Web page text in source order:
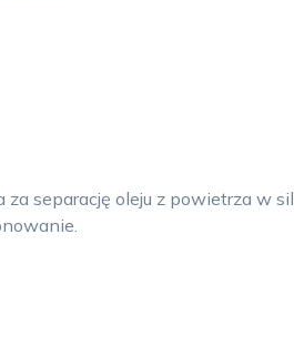
separację oleju z powietrza w